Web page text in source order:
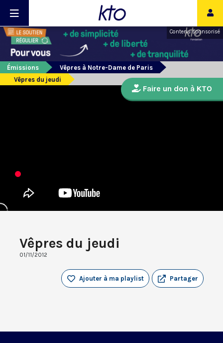
Contenu sponsorisé
Émissions
Vêpres à Notre-Dame de Paris
Vêpres du jeudi
Vêpres du jeudi
01/11/2012
Partager
Ajouter à ma playlist
Faire un don à KTO